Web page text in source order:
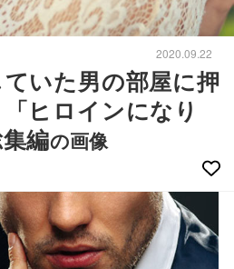
2020.09.22
いた男の部屋に押
ヒロインになり
編の画像